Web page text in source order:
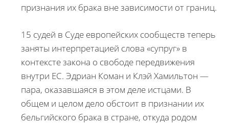
признания их брака вне зависимости от границ.
15 судей в Суде европейских сообществ теперь
заняты интерпретацией слова «супруг» в
контексте закона о свободе передвижения
внутри ЕС. Эдриан Коман и Клэй Хамильтон —
пара, оказавшаяся в этом деле истцами. В
общем и целом дело обстоит в признании их
бельгийского брака в стране, откуда родом